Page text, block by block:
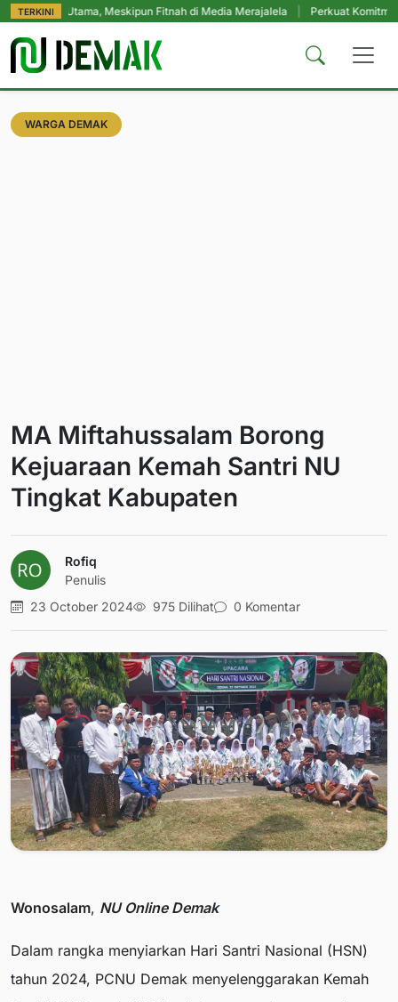
TERKINI
Utama, Meskipun Fitnah di Media Merajalela | Perkuat Komitmen
WARGA DEMAK
MA Miftahussalam Borong
Kejuaraan Kemah Santri NU
Tingkat Kabupaten
Rofiq
Penulis
23 October 2024
975 Dilihat 0 Komentar
Wonosalam, NU Online Demak
Dalam rangka menyiarkan Hari Santri Nasional (HSN)
tahun 2024, PCNU Demak menyelenggarakan Kemah